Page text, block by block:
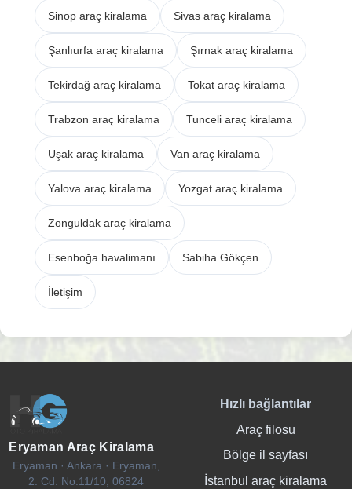
Sinop araç kiralama Sivas araç kiralama
Şanlıurfa araç kiralama Şırnak araç kiralama
Tekirdağ araç kiralama Tokat araç kiralama
Trabzon araç kiralama Tunceli araç kiralama
Uşak araç kiralama Van araç kiralama
Yalova araç kiralama Yozgat araç kiralama
Zonguldak araç kiralama
Esenboğa havalimanı Sabiha Gökçen
İletişim
Eryaman Araç Kiralama
Eryaman · Ankara · Eryaman,
2. Cd. No:11/10, 06824
Hızlı bağlantılar
Araç filosu
Bölge il sayfası
İstanbul araç kiralama